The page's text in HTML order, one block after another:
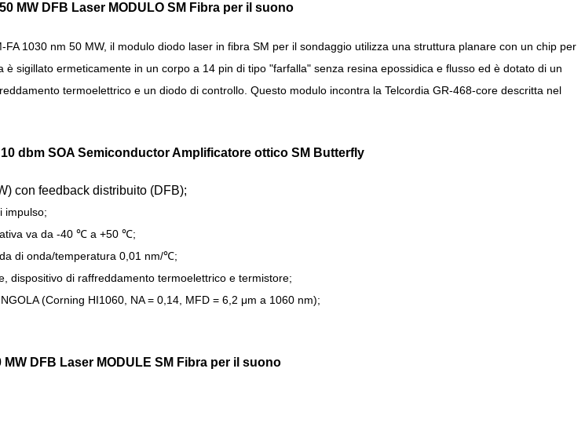
MW DFB Laser MODULO SM Fibra per il suono
FA 1030 nm 50 MW, il modulo diodo laser in fibra SM per il sondaggio utilizza una struttura planare con un chip per
è sigillato ermeticamente in un corpo a 14 pin di tipo "farfalla" senza resina epossidica e flusso ed è dotato di un
termoelettrico e un diodo di controllo. Questo modulo incontra la Telcordia GR-468-core descritta nel
dbm SOA Semiconductor Amplificatore ottico SM Butterfly
con feedback distribuito (DFB);
impulso;
va da -40 ℃ a +50 ℃;
di onda/temperatura 0,01 nm/℃;
dispositivo di raffreddamento termoelettrico e termistore;
(Corning HI1060, NA = 0,14, MFD = 6,2 μm a 1060 nm);
DFB Laser MODULE SM Fibra per il suono